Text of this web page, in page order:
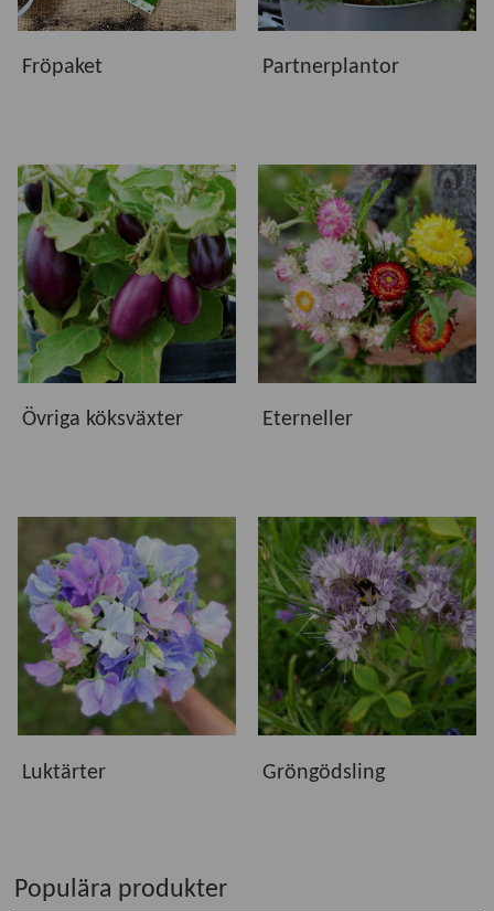
Fröpaket Partnerplantor
Övriga köksväxter Eterneller
Luktärter Gröngödsling
Populära produkter